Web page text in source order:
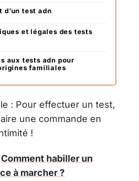
d’un test adn
et légales des tests
aux tests adn pour
familiales
: Pour effectuer un test,
une commande en
!
Comment habiller un
à marcher ?